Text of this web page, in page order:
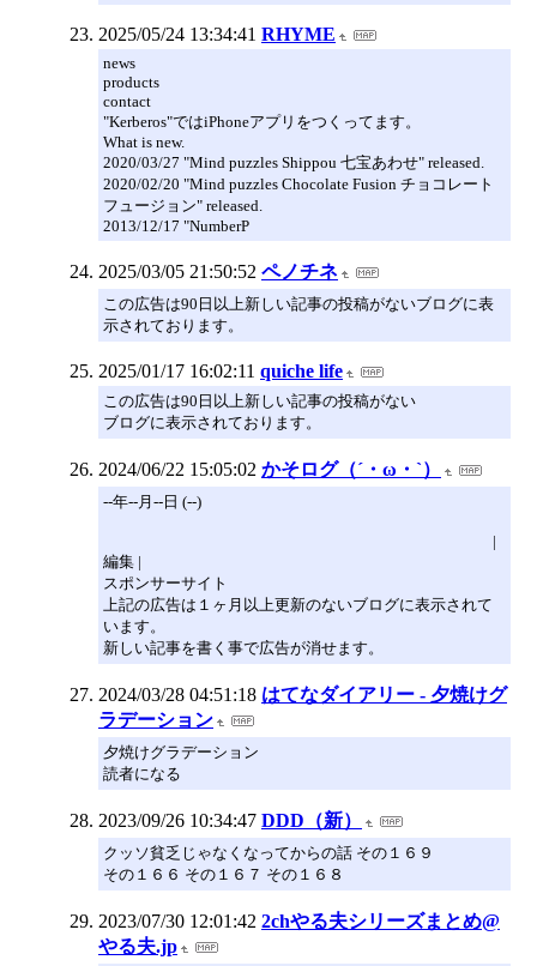
2025/05/24 13:34:41 RHYME
news
products
contact
"Kerberos"ではiPhoneアプリをつくってます。
What is new.
2020/03/27 "Mind puzzles Shippou 七宝あわせ" released.
2020/02/20 "Mind puzzles Chocolate Fusion チョコレート
フュージョン" released.
2013/12/17 "NumberP
2025/03/05 21:50:52 ペノチネ
この広告は90日以上新しい記事の投稿がないブログに表
示されております。
2025/01/17 16:02:11 quiche life
この広告は90日以上新しい記事の投稿がない
ブログに表示されております。
2024/06/22 15:05:02 かそログ（´・ω・`）
--年--月--日 (--)
|
編集 |
スポンサーサイト
上記の広告は１ヶ月以上更新のないブログに表示されて
います。
新しい記事を書く事で広告が消せます。
2024/03/28 04:51:18 はてなダイアリー - 夕焼けグ
ラデーション
夕焼けグラデーション
読者になる
2023/09/26 10:34:47 DDD（新）
クッソ貧乏じゃなくなってからの話 その１６９
その１６６ その１６７ その１６８
2023/07/30 12:01:42 2chやる夫シリーズまとめ@
やる夫.jp